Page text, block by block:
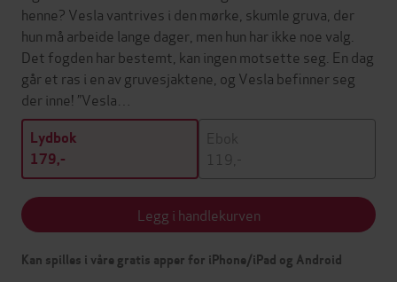
henne? Vesla vantrives i den mørke, skumle gruva, der
hun må arbeide lange dager, men hun har ikke noe valg.
Det fogden har bestemt, kan ingen motsette seg. En dag
går et ras i en av gruvesjaktene, og Vesla befinner seg
der inne! ”Vesla…
Lydbok
179,-
Ebok
119,-
Legg i handlekurven
Kan spilles i våre gratis apper for iPhone/iPad og Android